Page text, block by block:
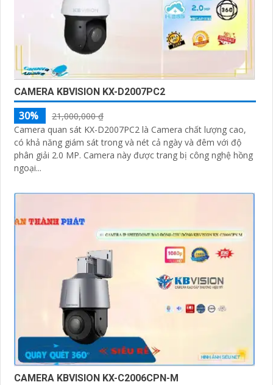
CAMERA KBVISION KX-D2007PC2
30%
21,000,000 ₫
Camera quan sát KX-D2007PC2 là Camera chất lượng cao,
có khả năng giám sát trong và nét cả ngày và đêm với độ
phân giải 2.0 MP. Camera này được trang bị công nghệ hồng
ngoại...
CAMERA KBVISION KX-C2006CPN-M